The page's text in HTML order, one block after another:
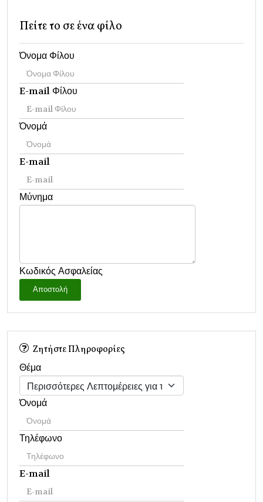
Πείτε το σε ένα φίλο
Όνομα Φίλου
E-mail Φίλου
Όνομά
E-mail
Μύνημα
Κωδικός Ασφαλείας
Αποστολή
Ζητήστε Πληροφορίες
Θέμα
Όνομά
Τηλέφωνο
E-mail